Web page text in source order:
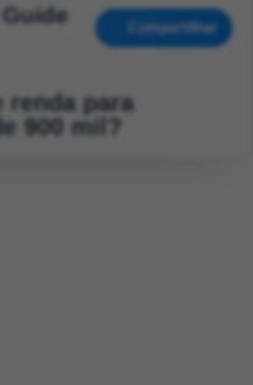
Compartilhar
renda para
900 mil?